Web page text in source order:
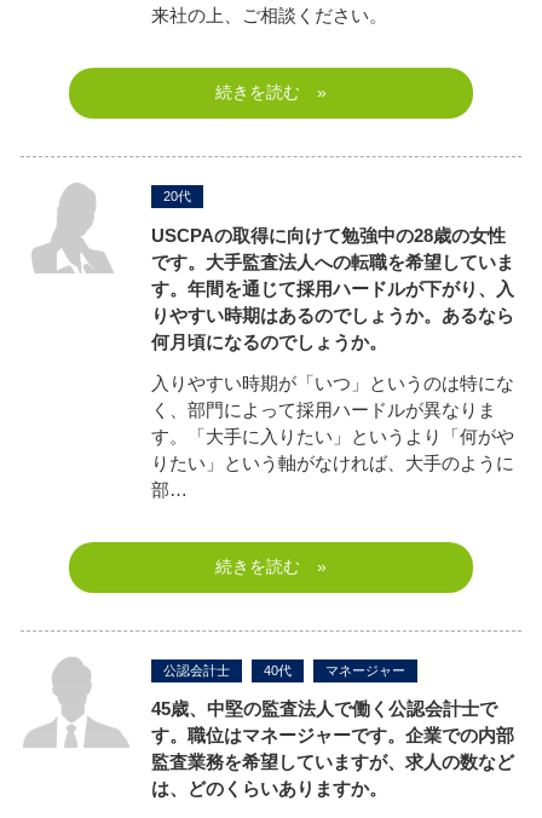
来社の上、ご相談ください。
続きを読む »
20代
USCPAの取得に向けて勉強中の28歳の女性
です。大手監査法人への転職を希望していま
す。年間を通じて採用ハードルが下がり、入
りやすい時期はあるのでしょうか。あるなら
何月頃になるのでしょうか。
入りやすい時期が「いつ」というのは特にな
く、部門によって採用ハードルが異なりま
す。「大手に入りたい」というより「何がや
りたい」という軸がなければ、大手のように
部…
続きを読む »
公認会計士 40代 マネージャー
45歳、中堅の監査法人で働く公認会計士で
す。職位はマネージャーです。企業での内部
監査業務を希望していますが、求人の数など
は、どのくらいありますか。